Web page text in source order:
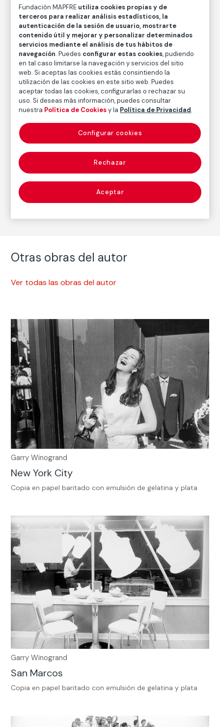
plata
Medidas
Medidas mancha: 22,2 × 33 cm
Medidas papel: 27,9 × 35,6 cm
Inventario
FM002167
Fecha
ca. 1970/Década de 1970
Autor
Garry Winogrand
Nacimiento: Nueva York, 1924
Fallecimiento: Tijuana, México, 1984
Fotografía
Otras obras del autor
Ver todas las obras del autor
Garry Winogrand
New York City
Copia en papel baritado con emulsión de gelatina y plata
Garry Winogrand
San Marcos
Copia en papel baritado con emulsión de gelatina y plata
Fundación MAPFRE utiliza cookies propias y de
terceros para realizar análisis estadísticos, la
autenticación de la sesión de usuario, mostrarte
contenido útil y mejorar y personalizar determinados
servicios mediante el análisis de tus hábitos de
navegación. Puedes configurar estas cookies, pudiendo
en tal caso limitarse la navegación y servicios del sitio
web. Si aceptas las cookies estás consintiendo la
utilización de las cookies en este sitio web. Puedes
aceptar todas las cookies, configurarlas o rechazar su
uso. Si deseas más información, puedes consultar
nuestra Política de Cookiesy la Política de Privacidad.
Rechazar
Aceptar
Configurar cookies